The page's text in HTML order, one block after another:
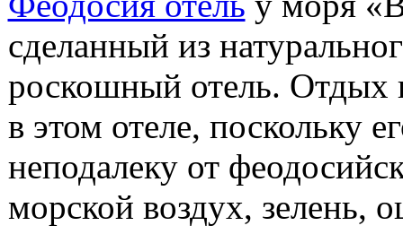
сделанный из
роскошный отель. Отдых
в этом отеле, поскольку
неподалеку от
морской воздух, зелень,